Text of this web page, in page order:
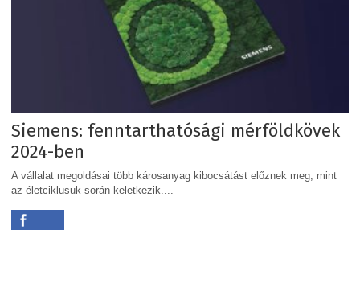
Siemens: fenntarthatósági mérföldkövek
2024-ben
A vállalat megoldásai több károsanyag kibocsátást előznek meg, mint
az életciklusuk során keletkezik....